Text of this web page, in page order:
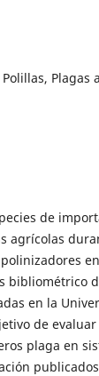
Plagas
de
agrícolas
bibliométrico
en la
de evaluar
plaga en